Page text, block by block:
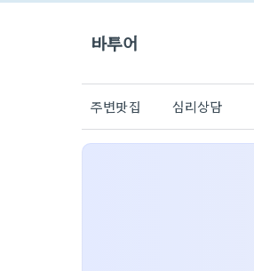
바투어
주변맛집 심리상담